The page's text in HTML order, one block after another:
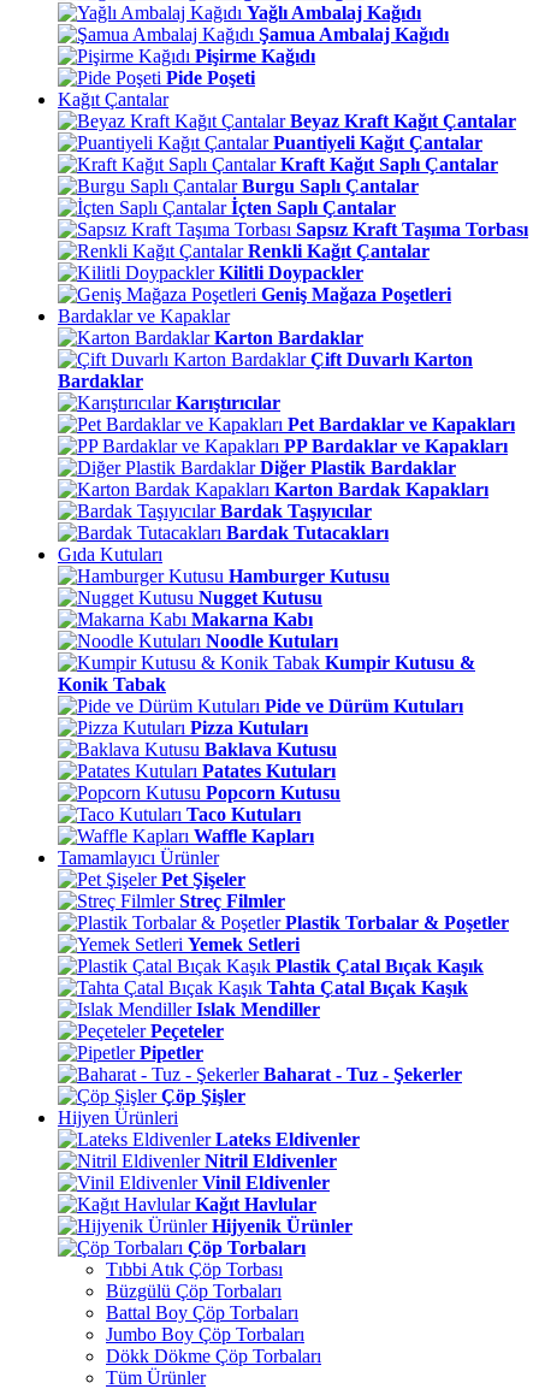
Yağlı Ambalaj Kağıdı
Şamua Ambalaj Kağıdı
Pişirme Kağıdı
Pide Poşeti
Kağıt Çantalar
Beyaz Kraft Kağıt Çantalar
Puantiyeli Kağıt Çantalar
Kraft Kağıt Saplı Çantalar
Burgu Saplı Çantalar
İçten Saplı Çantalar
Sapsız Kraft Taşıma Torbası
Renkli Kağıt Çantalar
Kilitli Doypackler
Geniş Mağaza Poşetleri
Bardaklar ve Kapaklar
Karton Bardaklar
Çift Duvarlı Karton
Bardaklar
Karıştırıcılar
Pet Bardaklar ve Kapakları
PP Bardaklar ve Kapakları
Diğer Plastik Bardaklar
Karton Bardak Kapakları
Bardak Taşıyıcılar
Bardak Tutacakları
Gıda Kutuları
Hamburger Kutusu
Nugget Kutusu
Makarna Kabı
Noodle Kutuları
Kumpir Kutusu &
Konik Tabak
Pide ve Dürüm Kutuları
Pizza Kutuları
Baklava Kutusu
Patates Kutuları
Popcorn Kutusu
Taco Kutuları
Waffle Kapları
Tamamlayıcı Ürünler
Pet Şişeler
Streç Filmler
Plastik Torbalar & Poşetler
Yemek Setleri
Plastik Çatal Bıçak Kaşık
Tahta Çatal Bıçak Kaşık
Islak Mendiller
Peçeteler
Pipetler
Baharat - Tuz - Şekerler
Çöp Şişler
Hijyen Ürünleri
Lateks Eldivenler
Nitril Eldivenler
Vinil Eldivenler
Kağıt Havlular
Hijyenik Ürünler
Çöp Torbaları
Tıbbi Atık Çöp Torbası
Büzgülü Çöp Torbaları
Battal Boy Çöp Torbaları
Jumbo Boy Çöp Torbaları
Dökk Dökme Çöp Torbaları
Tüm Ürünler